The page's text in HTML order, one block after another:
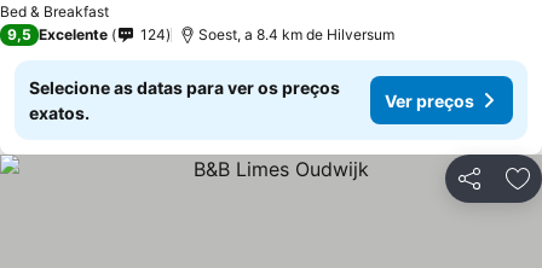
Bed & Breakfast
9,5 Excelente 124 Soest, a 8.4 km de Hilversum
Selecione as datas para ver os preços
exatos.
Ver preços
Partilhar